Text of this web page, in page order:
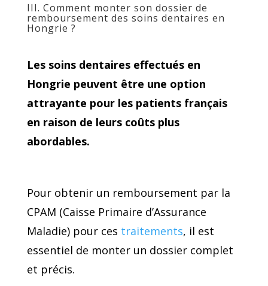
III. Comment monter son dossier de
remboursement des soins dentaires en
Hongrie ?
Les soins dentaires effectués en
Hongrie peuvent être une option
attrayante pour les patients français
en raison de leurs coûts plus
abordables.
Pour obtenir un remboursement par la
CPAM (Caisse Primaire d’Assurance
Maladie) pour ces traitements, il est
essentiel de monter un dossier complet
et précis.